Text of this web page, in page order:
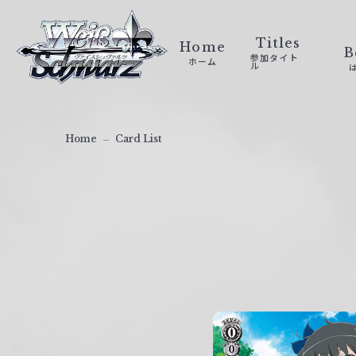
ァ
Home
ホーム
Titles
参加タイト
ル
Home Card List